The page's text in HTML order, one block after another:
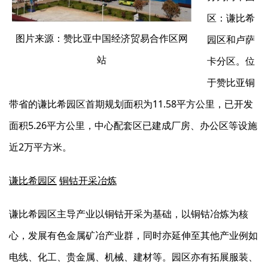
图片来源：赞比亚中国经济贸易合作区网
站
区：谦比希
园区和卢萨
卡分区。位
于赞比亚铜
带省的谦比希园区首期规划面积为11.58平方公里，已开发
面积5.26平方公里，中心配套区已建成厂房、办公区等设施
近2万平方米。
谦比希园区 铜钴开采冶炼
谦比希园区主导产业以铜钴开采为基础，以铜钴冶炼为核
心，发展有色金属矿冶产业群，同时亦延伸至其他产业例如
电线、化工、贵金属、机械、建材等。园区亦有拓展服装、